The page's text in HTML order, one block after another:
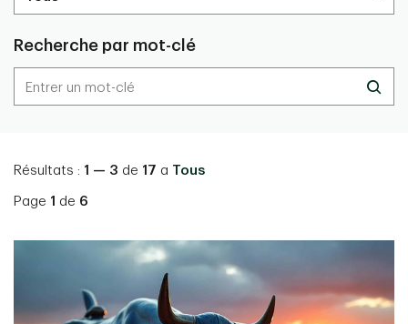
Recherche par mot-clé
Résultats : 1 — 3 de 17 a Tous
Page 1 de 6